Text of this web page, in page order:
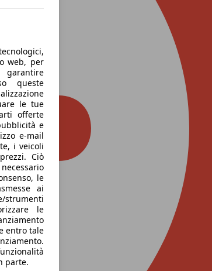
web, per
queste
le tue
offerte
e
e-mail
i veicoli
Ciò
le
ai
le
entro tale
parte.